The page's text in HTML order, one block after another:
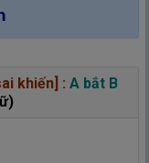
khiến] : A bắt B